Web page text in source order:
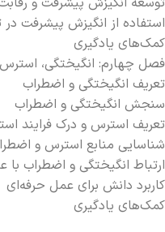
استفاده از انگیزش پیشرفت
کمک‌های یادگیری
فصل چهارم: انگیختگی،
تعریف انگیختگی و اضطراب
سنجش انگیختگی و اضطراب
تعریف استرس و درک فرایند
شناسایی منابع استرس و
ارتباط انگیختگی و اضطراب با
کاربرد دانش برای عمل حرفه‌ای
کمک‌های یادگیری